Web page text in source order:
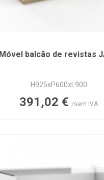
Móvel balcão de revistas
H925xP600xL900
Preço
391,02 € /sem IVA